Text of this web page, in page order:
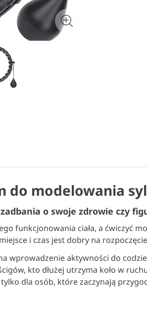
do modelowania
o swoje zdrowie czy
funkcjonowania ciała, a ćwiczyć
i czas jest dobry na
wprowadzenie aktywności do
kto dłużej utrzyma koło w
dla osób, które zaczynają